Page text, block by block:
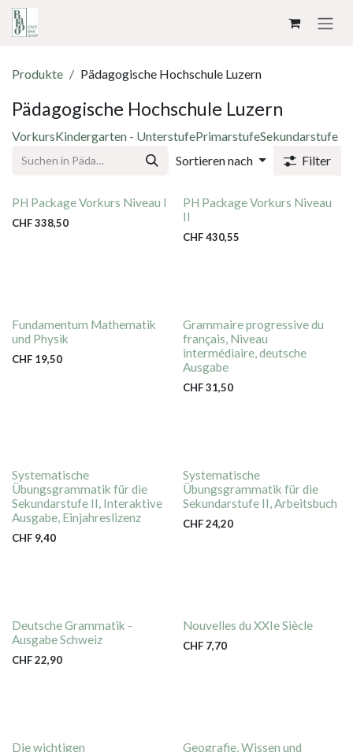
Produkte Pädagogische Hochschule Luzern
Pädagogische Hochschule Luzern
VorkursKindergarten - UnterstufePrimarstufeSekundarstufe
Sortieren nach
Filter
PH Package Vorkurs Niveau I
CHF338,50
PH Package Vorkurs Niveau
II
CHF430,55
Fundamentum Mathematik
und Physik
CHF 19,50
Grammaire progressive du
français, Niveau
intermédiaire, deutsche
Ausgabe
CHF31,50
Systematische
Übungsgrammatik für die
Sekundarstufe II, Interaktive
Ausgabe, Einjahreslizenz
CHF 9,40
Systematische
Übungsgrammatik für die
Sekundarstufe II, Arbeitsbuch
CHF24,20
Deutsche Grammatik -
Ausgabe Schweiz
CHF22,90
Nouvelles du XXIe Siècle
CHF 7,70
Die wichtigen
Geografie, Wissen und